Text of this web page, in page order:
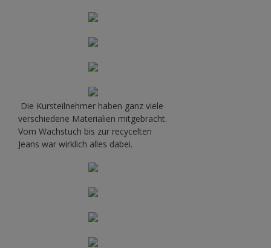
Die Kursteilnehmer haben ganz viele
verschiedene Materialien mitgebracht.
Vom Wachstuch bis zur recycelten
Jeans war wirklich alles dabei.